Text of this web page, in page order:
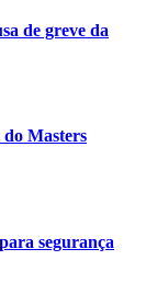
de greve da
do Masters
segurança